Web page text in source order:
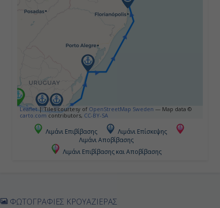
Πούντα, Ουρουγουάη
Ρίο Γκράντε Ντο Σουλ, Βραζιλία
08:00
Πόρτο Μπέλο, Βραζιλία
Leaflet | Tiles courtesy of OpenStreetMap Sweden — Map data ©
carto.com contributors, CC-BY-SA
Λιμάνι Επιβίβασης
Λιμάνι Επίσκεψης
Λιμάνι Αποβίβασης
Λιμάνι Επιβίβασης και Αποβίβασης
ΦΩΤΟΓΡΑΦΙΕΣ ΚΡΟΥΑΖΙΕΡΑΣ